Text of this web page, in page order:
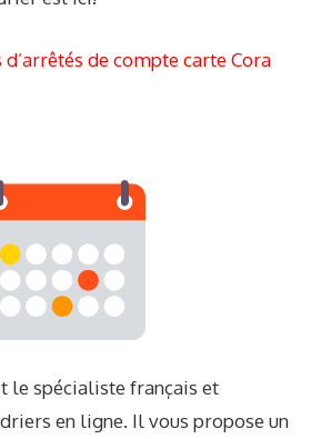
d’arrêtés de compte carte Cora
le spécialiste français et
en ligne. Il vous propose un